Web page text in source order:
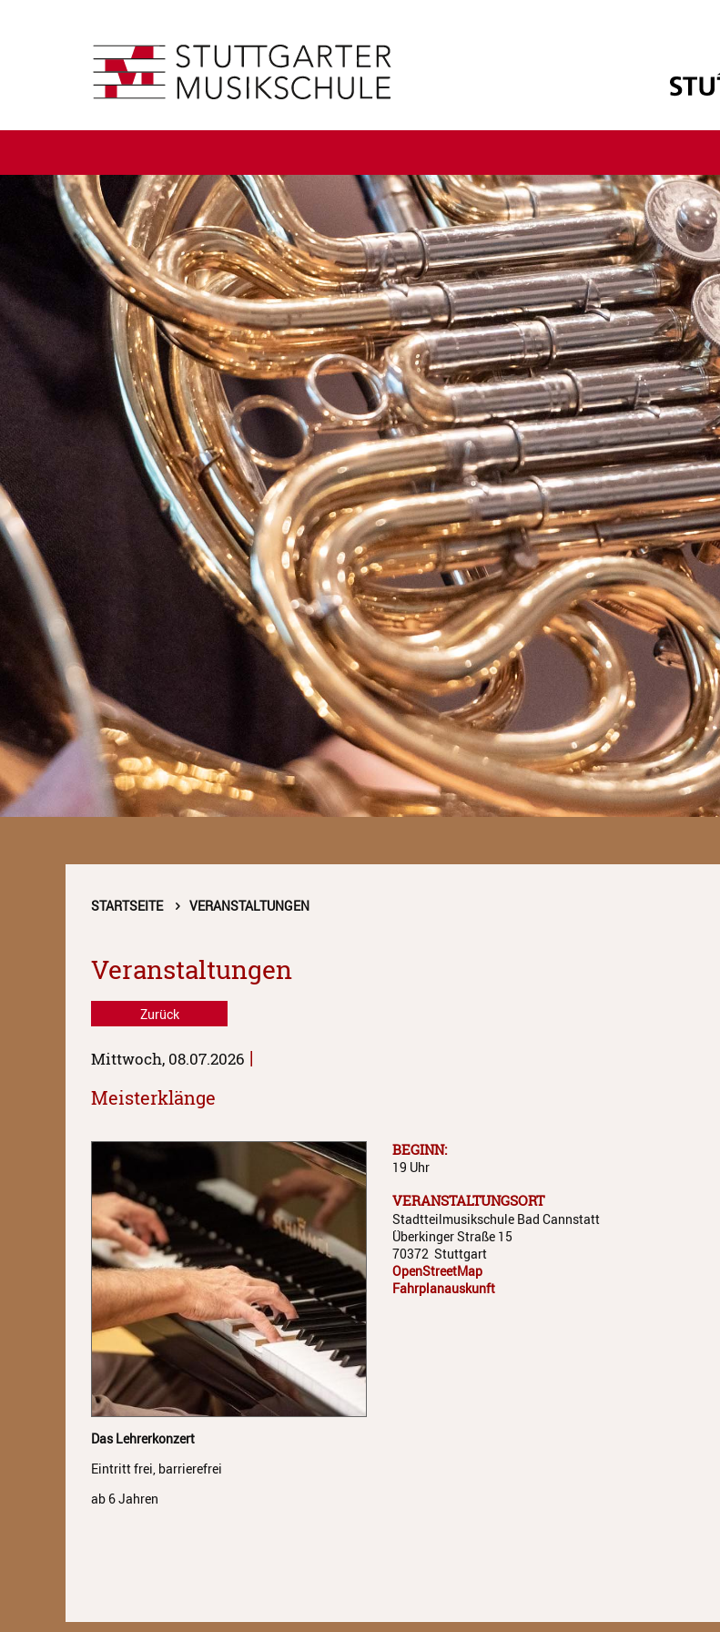
STARTSEITE VERANSTALTUNGEN
Veranstaltungen
Zurück
Mittwoch, 08.07.2026 |
Meisterklänge
BEGINN:
19 Uhr
VERANSTALTUNGSORT
Stadtteilmusikschule Bad Cannstatt
Überkinger Straße 15
70372 Stuttgart
OpenStreetMap
Fahrplanauskunft
Das Lehrerkonzert
Eintritt frei, barrierefrei
ab 6 Jahren